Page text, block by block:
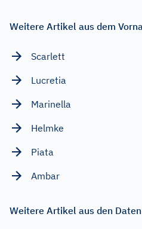
Weitere Artikel aus dem
Scarlett
Lucretia
Marinella
Helmke
Piata
Ambar
Weitere Artikel aus den